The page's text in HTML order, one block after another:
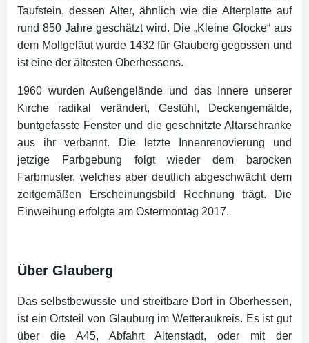
Taufstein, dessen Alter, ähnlich wie die Alterplatte auf
rund 850 Jahre geschätzt wird. Die „Kleine Glocke“ aus
dem Mollgeläut wurde 1432 für Glauberg gegossen und
ist eine der ältesten Oberhessens.
1960 wurden Außengelände und das Innere unserer
Kirche radikal verändert, Gestühl, Deckengemälde,
buntgefasste Fenster und die geschnitzte Altarschranke
aus ihr verbannt. Die letzte Innenrenovierung und
jetzige Farbgebung folgt wieder dem barocken
Farbmuster, welches aber deutlich abgeschwächt dem
zeitgemäßen Erscheinungsbild Rechnung trägt. Die
Einweihung erfolgte am Ostermontag 2017.
Über Glauberg
Das selbstbewusste und streitbare Dorf in Oberhessen,
ist ein Ortsteil von Glauburg im Wetteraukreis. Es ist gut
über die A45, Abfahrt Altenstadt, oder mit der